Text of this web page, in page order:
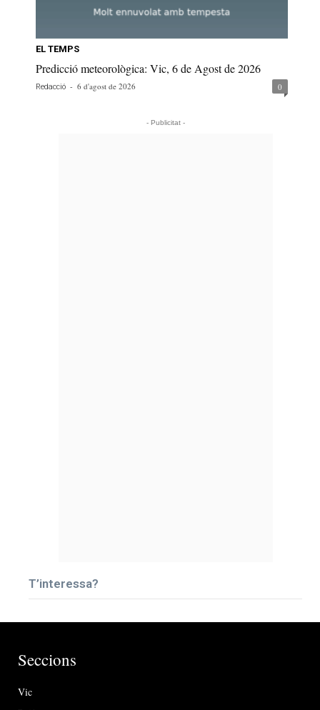
EL TEMPS
Predicció meteorològica: Vic, 6 de Agost de 2026
Redacció - 6 d'agost de 2026 0
- Publicitat -
T’interessa?
Seccions
Vic